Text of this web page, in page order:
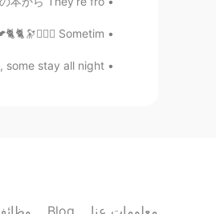
@HARU
✌🏻
Sometim...
stay all night, ...
Blog معلومات عنا